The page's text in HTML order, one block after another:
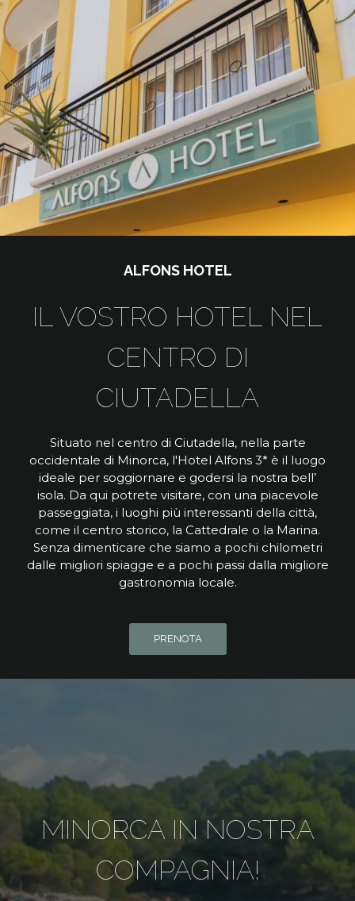
ALFONS HOTEL
IL VOSTRO HOTEL NEL
CENTRO DI
CIUTADELLA
Situato nel centro di Ciutadella, nella parte
occidentale di Minorca, l'Hotel Alfons 3* è il luogo
ideale per soggiornare e godersi la nostra bell’
isola. Da qui potrete visitare, con una piacevole
passeggiata, i luoghi più interessanti della città,
come il centro storico, la Cattedrale o la Marina.
Senza dimenticare che siamo a pochi chilometri
dalle migliori spiagge e a pochi passi dalla migliore
gastronomia locale.
PRENOTA
MINORCA IN NOSTRA
COMPAGNIA!